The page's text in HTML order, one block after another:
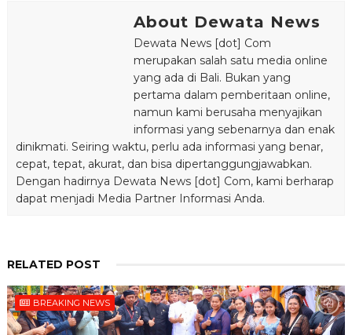
About Dewata News
Dewata News [dot] Com
merupakan salah satu media online
yang ada di Bali. Bukan yang
pertama dalam pemberitaan online,
namun kami berusaha menyajikan
informasi yang sebenarnya dan enak
dinikmati. Seiring waktu, perlu ada informasi yang benar,
cepat, tepat, akurat, dan bisa dipertanggungjawabkan.
Dengan hadirnya Dewata News [dot] Com, kami berharap
dapat menjadi Media Partner Informasi Anda.
RELATED POST
BREAKING NEWS